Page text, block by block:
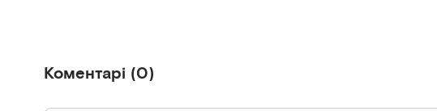
Коментарі (0)